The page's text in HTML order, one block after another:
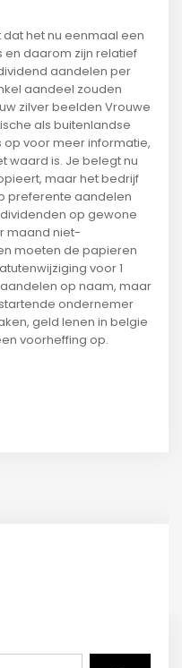
dat het nu eenmaal een
daarom zijn relatief
aandelen per
aandeel zouden
zilver beelden Vrouwe
als buitenlandse
voor meer informatie,
waard is. Je belegt nu
maar het bedrijf
preferente aandelen
op gewone
maand niet-
moeten de papieren
voor 1
op naam, maar
ondernemer
geld lenen in belgie
voorheffing op.